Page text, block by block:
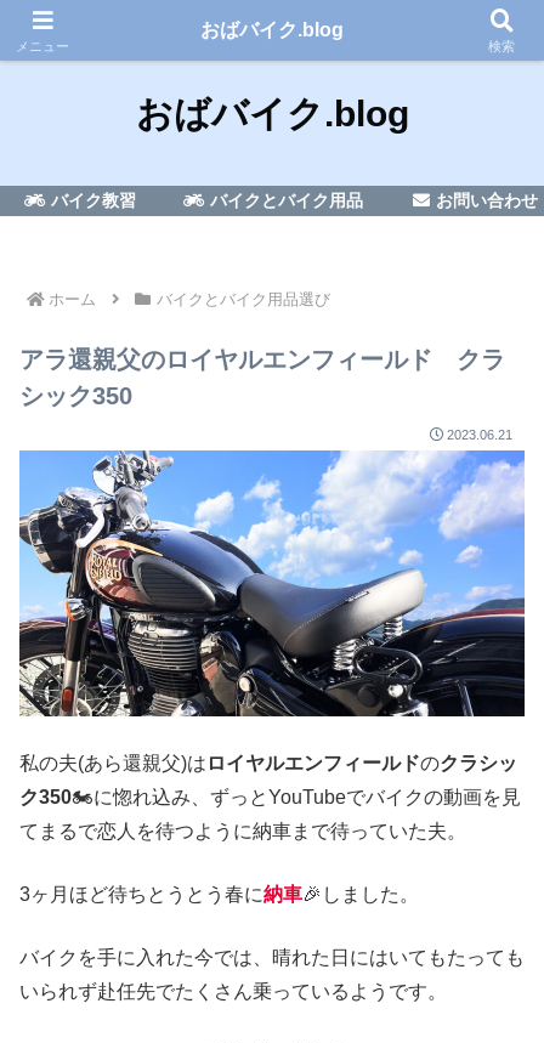
50代のおばちゃんがバイク免許を取る？?話
おばバイク.blog
バイク教習 バイクとバイク用品 お問い合わせ
ホーム バイクとバイク用品選び
アラ還親父のロイヤルエンフィールド クラ
シック350
2023.06.21
私の夫(あら還親父)は ロイヤルエンフィールドのクラシッ
ク350🏍に惚れ込み、ずっとYouTubeでバイクの動画を見
てまるで恋人を待つように納車まで待っていた夫。
3ヶ月ほど待ちとうとう春に納車🎉しました。
バイクを手に入れた今では、晴れた日にはいてもたっても
いられず赴任先でたくさん乗っているようです。
メニュー
おばバイク.blog
検索